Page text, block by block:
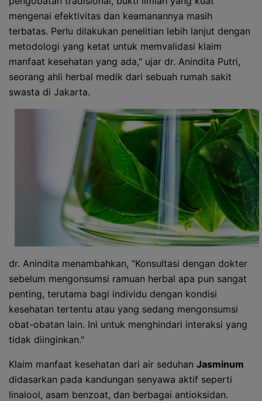
mengenai efektivitas dan keamanannya masih
terbatas. Perlu dilakukan penelitian lebih lanjut dengan
metodologi yang ketat untuk memvalidasi klaim
manfaat kesehatan yang ada," ujar dr. Anindita Putri,
seorang ahli herbal medik dari sebuah rumah sakit
swasta di Jakarta.
dr. Anindita menambahkan, "Konsultasi dengan dokter
sebelum mengonsumsi ramuan herbal apa pun sangat
penting, terutama bagi individu dengan kondisi
kesehatan tertentu atau yang sedang mengonsumsi
obat-obatan lain. Ini untuk menghindari interaksi yang
tidak diinginkan."
Klaim manfaat kesehatan dari air seduhan Jasminum
didasarkan pada kandungan senyawa aktif seperti
linalool, asam benzoat, dan berbagai antioksidan.